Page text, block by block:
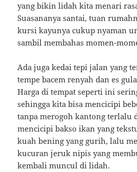
yang bikin lidah kita menari
Suasananya santai, tuan
kursi kayunya cukup nyaman
sambil membahas momen-
Ada juga kedai tepi jalan yang
tempe bacem renyah dan es
Harga di tempat seperti ini
sehingga kita bisa mencicipi
tanpa merogoh kantong terlalu
mencicipi bakso ikan yang
kuah bening yang gurih, lalu
kucuran jeruk nipis yang
kembali muncul di lidah.